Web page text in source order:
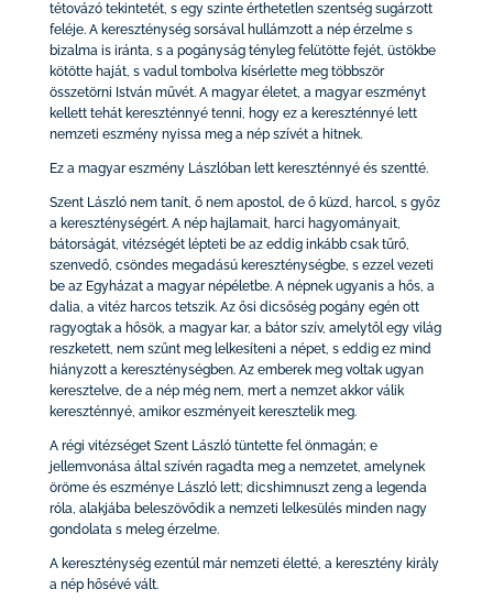
tétovázó tekintetét, s egy szinte érthetetlen szentség sugárzott
feléje. A kereszténység sorsával hullámzott a nép érzelme s
bizalma is iránta, s a pogányság tényleg felütötte fejét, üstökbe
kötötte haját, s vadul tombolva kísérlette meg többször
összetörni István művét. A magyar életet, a magyar eszményt
kellett tehát kereszténnyé tenni, hogy ez a kereszténnyé lett
nemzeti eszmény nyissa meg a nép szívét a hitnek.
Ez a magyar eszmény Lászlóban lett kereszténnyé és szentté.
Szent László nem tanít, ő nem apostol, de ő küzd, harcol, s győz
a kereszténységért. A nép hajlamait, harci hagyományait,
bátorságát, vitézségét lépteti be az eddig inkább csak tűrő,
szenvedő, csöndes megadású kereszténységbe, s ezzel vezeti
be az Egyházat a magyar népéletbe. A népnek ugyanis a hős, a
dalia, a vitéz harcos tetszik. Az ősi dicsőség pogány egén ott
ragyogtak a hősök, a magyar kar, a bátor szív, amelytől egy világ
reszketett, nem szűnt meg lelkesíteni a népet, s eddig ez mind
hiányzott a kereszténységben. Az emberek meg voltak ugyan
keresztelve, de a nép még nem, mert a nemzet akkor válik
kereszténnyé, amikor eszményeit keresztelik meg.
A régi vitézséget Szent László tüntette fel önmagán; e
jellemvonása által szívén ragadta meg a nemzetet, amelynek
öröme és eszménye László lett; dicshimnuszt zeng a legenda
róla, alakjába beleszövődik a nemzeti lelkesülés minden nagy
gondolata s meleg érzelme.
A kereszténység ezentúl már nemzeti életté, a keresztény király
a nép hősévé vált.